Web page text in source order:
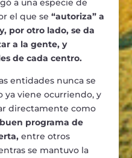
a una especie de
el que se “autoriza” a
por otro lado, se da
a la gente, y
de cada centro.
entidades nunca se
ya viene ocurriendo, y
directamente como
programa de
entre otros
se mantuvo la